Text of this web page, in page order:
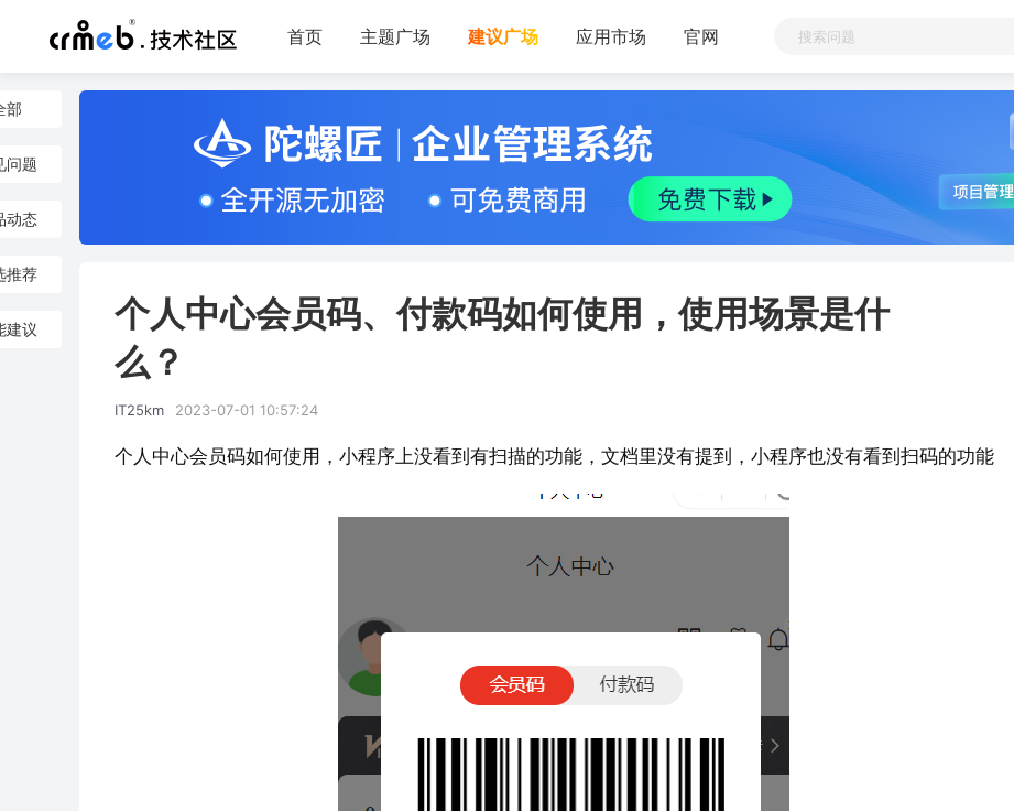
首页 主题广场 建议广场 应用市场 官网
部
问题
动态
推荐
建议
个人中心会员码、付款码如何使用，使用场景是什
么？
IT25km 2023-07-01 10:57:24
个人中心会员码如何使用，小程序上没看到有扫描的功能，文档里没有提到，小程序也没有看到扫码的功能